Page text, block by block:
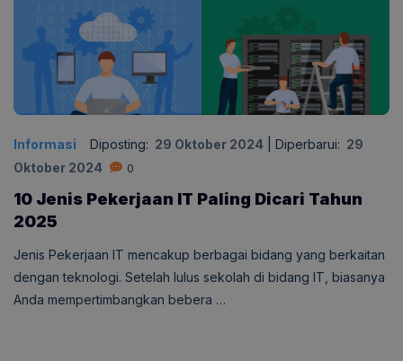
Informasi Diposting: 29 Oktober 2024 Diperbarui: 29
Oktober 2024
0
10 Jenis Pekerjaan IT Paling Dicari Tahun
2025
Jenis Pekerjaan IT mencakup berbagai bidang yang berkaitan
dengan teknologi. Setelah lulus sekolah di bidang IT, biasanya
Anda mempertimbangkan bebera …